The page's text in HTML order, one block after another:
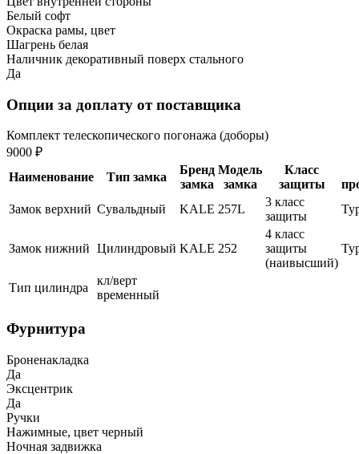
Белый софт
Окраска рамы, цвет
Шагрень белая
Наличник декоративный поверх стального
Да
Опции за доплату от поставщика
Комплект телескопического погонажа (доборы)
9000 ₽
Наименование
Тип замка
Бренд
замка
Модель
замка
Класс
защиты
Замок верхний Сувальдный KALE 257L
3 класс
защиты
Замок нижний Цилиндровый KALE 252
4 класс
защиты
(наивысший)
Тип цилиндра
кл/верт
временный
Фурнитура
Броненакладка
Да
Эксцентрик
Да
Ручки
Нажимные, цвет черный
Ночная задвижка